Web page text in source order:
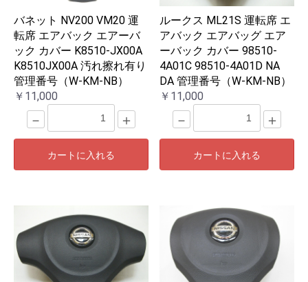
バネット NV200 VM20 運
転席 エアバック エアーバ
ック カバー K8510-JX00A
K8510JX00A 汚れ擦れ有り
管理番号（W-KM-NB）
￥11,000
－ ＋
カートに入れる
ルークス ML21S 運転席 エ
アバック エアバッグ エア
ーバック カバー 98510-
4A01C 98510-4A01D NA
DA 管理番号（W-KM-NB）
￥11,000
－ ＋
カートに入れる